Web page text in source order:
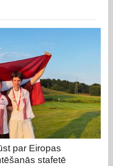
par Eiropas
stafetē